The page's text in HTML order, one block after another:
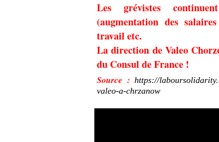
Les grévistes
(augmentation des
travail etc.
La direction de Valeo
du Consul de France !
Source :https://
valeo-a-chrzanow